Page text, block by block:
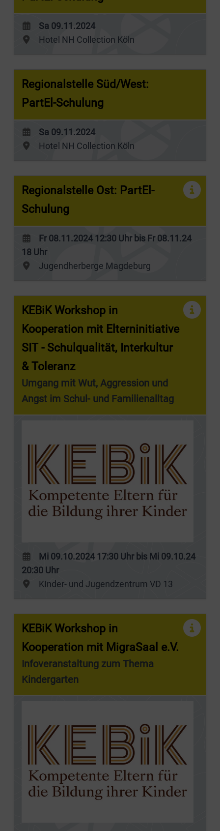
Sa 09.11.2024
Hotel NH Collection Köln
Regionalstelle Süd/West:
PartEl-Schulung
Sa 09.11.2024
Hotel NH Collection Köln
Regionalstelle Ost: PartEl-
Schulung
Fr 08.11.2024 12:30 Uhr bis Fr 08.11.24
18 Uhr
Jugendherberge Magdeburg
KEBiK Workshop in
Kooperation mit Elterninitiative
SIT - Schulqualität, Interkultur
& Toleranz
Umgang mit Wut, Aggression und
Angst im Schul- und Familienalltag
Mi 09.10.2024 17:30 Uhr bis Mi 09.10.24
20:30 Uhr
KInder- und Jugendzentrum VD 13
KEBiK Workshop in
Kooperation mit MigraSaal e.V.
Infoveranstaltung zum Thema
Kindergarten